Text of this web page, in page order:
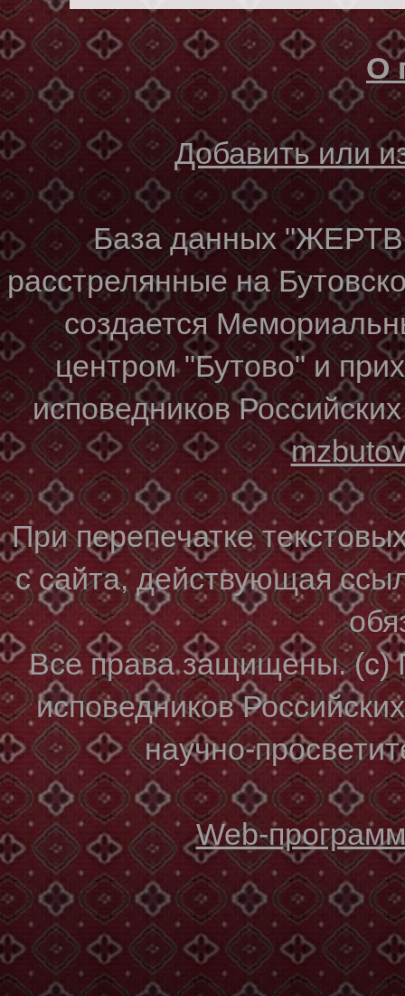
О
Добавить или
База данных
расстрелянные на
создается
центром "Бутово" и
исповедников
При перепечатке
с сайта, действующая
Все права защищены. (с)
исповедников
научно-
Web-